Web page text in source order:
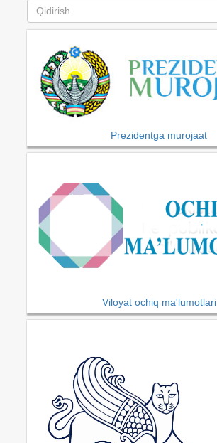
Prezidentga murojaat
Viloyat ochiq ma'lumotlari